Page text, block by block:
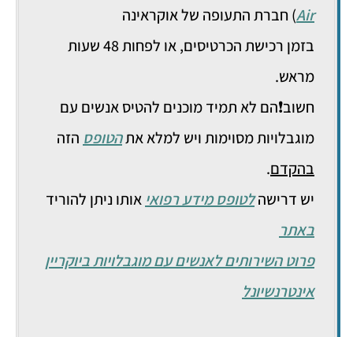
Air) חברת התעופה של אוקראינה
בזמן רכישת הכרטיסים, או לפחות 48 שעות
מראש.
חשוב❗הם לא תמיד מוכנים להטיס אנשים עם
מוגבלויות מסוימות ויש למלא אתהטופס הזה
בהקדם.
יש דרישהלטופס מידע רפואי אותו ניתן להוריד
באתר
פרוט השירותים לאנשים עם מוגבלויות ביוקריין
אינטרנשיונל